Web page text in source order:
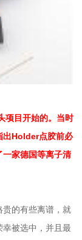
项目开始的。当时
出Holder点胶前必
一家德国等离子清
贵的有些离谱，就
被选中，并且最